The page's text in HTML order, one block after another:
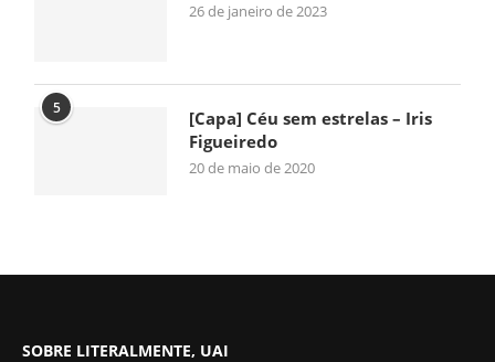
26 de janeiro de 2023
5
[Capa] Céu sem estrelas – Iris
Figueiredo
20 de maio de 2020
SOBRE LITERALMENTE, UAI